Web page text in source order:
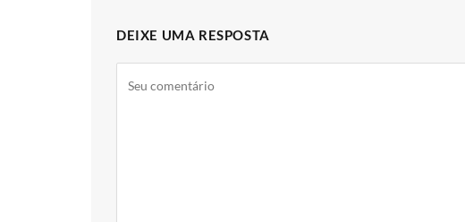
DEIXE UMA RESPOSTA